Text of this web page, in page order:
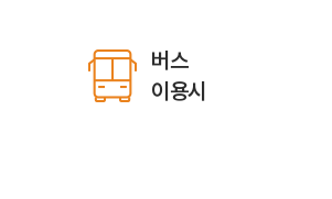
버스
이용시